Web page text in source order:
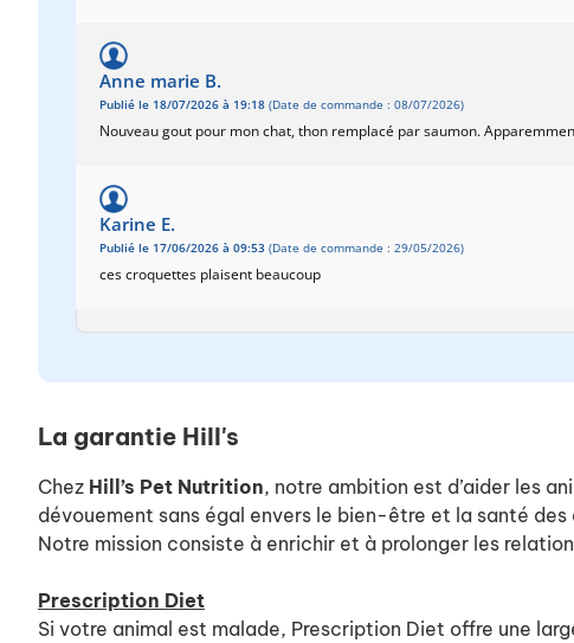
Anne marie B.
Publié le 18/07/2026 à 19:18 (Date de commande : 08/07/2026)
Nouveau gout pour mon chat, thon remplacé par saumon.
Karine E.
Publié le 17/06/2026 à 09:53 (Date de commande : 29/05/2026)
ces croquettes plaisent beaucoup
La garantie Hill's
Chez Hill’s Pet Nutrition, notre ambition est d’aider les
dévouement sans égal envers le bien-être et la santé
Notre mission consiste à enrichir et à prolonger les
Prescription Diet
Si votre animal est malade, Prescription Diet offre une